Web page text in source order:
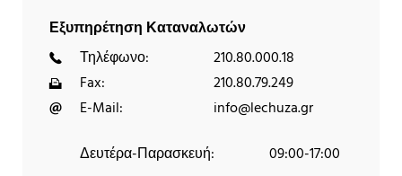
Εξυπηρέτηση Καταναλωτών
Τηλέφωνο:
210.80.000.18
Fax:
210.80.79.249
E-Mail:
info@lechuza.gr
Δευτέρα-Παρασκευή:
09:00-17:00